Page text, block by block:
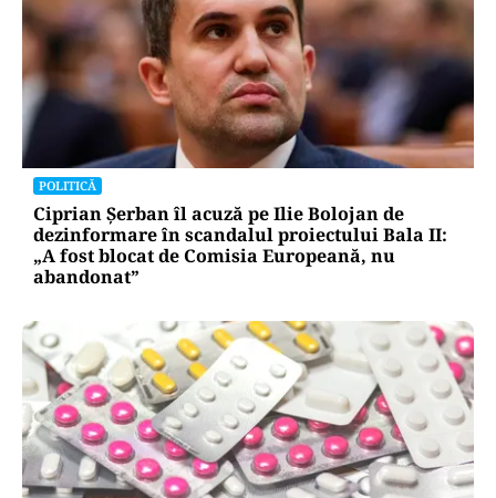
POLITICĂ
Ciprian Șerban îl acuză pe Ilie Bolojan de
dezinformare în scandalul proiectului Bala II:
„A fost blocat de Comisia Europeană, nu
abandonat”